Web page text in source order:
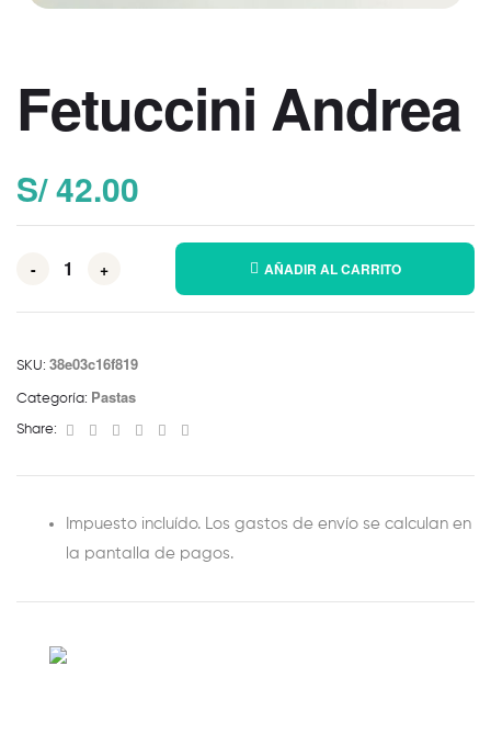
Fetuccini Andrea
S/42.00
- + AÑADIR AL CARRITO
SKU: 38e03c16f819
Categoría: Pastas
Share: Facebook
TwitterLinkedinGoogle+Pinterest
Impuesto incluído. Los gastos de envío se calculan en
la pantalla de pagos.